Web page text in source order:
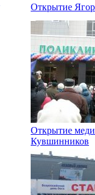
Открытие
Открытие
Кувшинников